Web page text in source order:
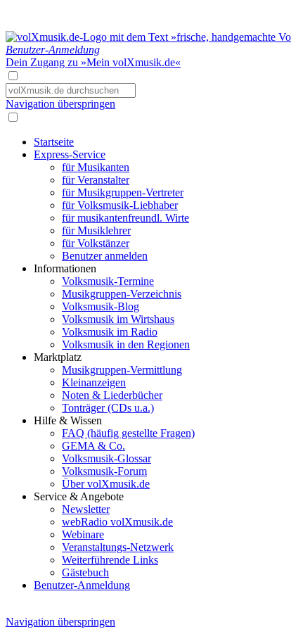
Benutzer-Anmeldung
Dein Zugang zu »Mein volXmusik.de«
Navigation überspringen
Startseite
Express-Service
für Musikanten
für Veranstalter
für Musikgruppen-Vertreter
für Volksmusik-Liebhaber
für musikantenfreundl. Wirte
für Musiklehrer
für Volkstänzer
Benutzer anmelden
Informationen
Volksmusik-Termine
Musikgruppen-Verzeichnis
Volksmusik-Blog
Volksmusik im Wirtshaus
Volksmusik im Radio
Volksmusik in den Regionen
Marktplatz
Musikgruppen-Vermittlung
Kleinanzeigen
Noten & Liederbücher
Tonträger (CDs u.a.)
Hilfe & Wissen
FAQ (häufig gestellte Fragen)
GEMA & Co.
Volksmusik-Glossar
Volksmusik-Forum
Über volXmusik.de
Service & Angebote
Newsletter
webRadio volXmusik.de
Webinare
Veranstaltungs-Netzwerk
Weiterführende Links
Gästebuch
Benutzer-Anmeldung
Navigation überspringen